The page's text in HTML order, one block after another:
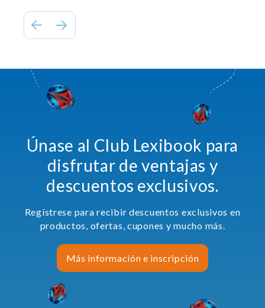
Únase al Club Lexibook para
disfrutar de ventajas y
descuentos exclusivos.
Regístrese para recibir descuentos exclusivos en
productos, ofertas, cupones y mucho más.
Más información e inscripción